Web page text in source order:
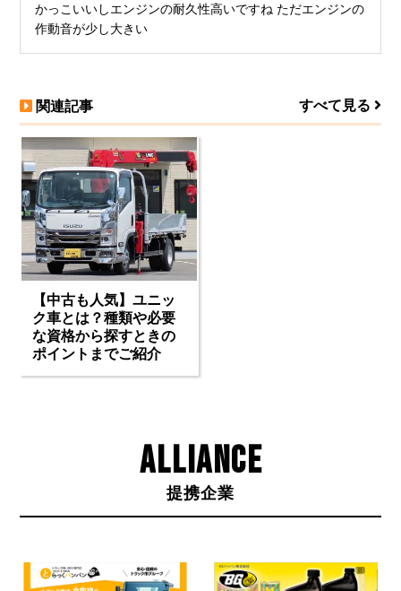
かっこいいしエンジンの耐久性高いですね ただエンジンの
作動音が少し大きい
関連記事 すべて見る
【中古も人気】ユニッ
ク車とは？種類や必要
な資格から探すときの
ポイントまでご紹介
ALLIANCE
提携企業